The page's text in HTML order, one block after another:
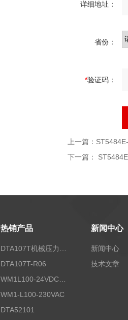
详细地址：
省份：
*验证码：
上一篇：
下一篇：
热销产品
DTA107T-R06
WM1-L100-230VAC
DTA52101
新闻中心
新闻中心
技术文章